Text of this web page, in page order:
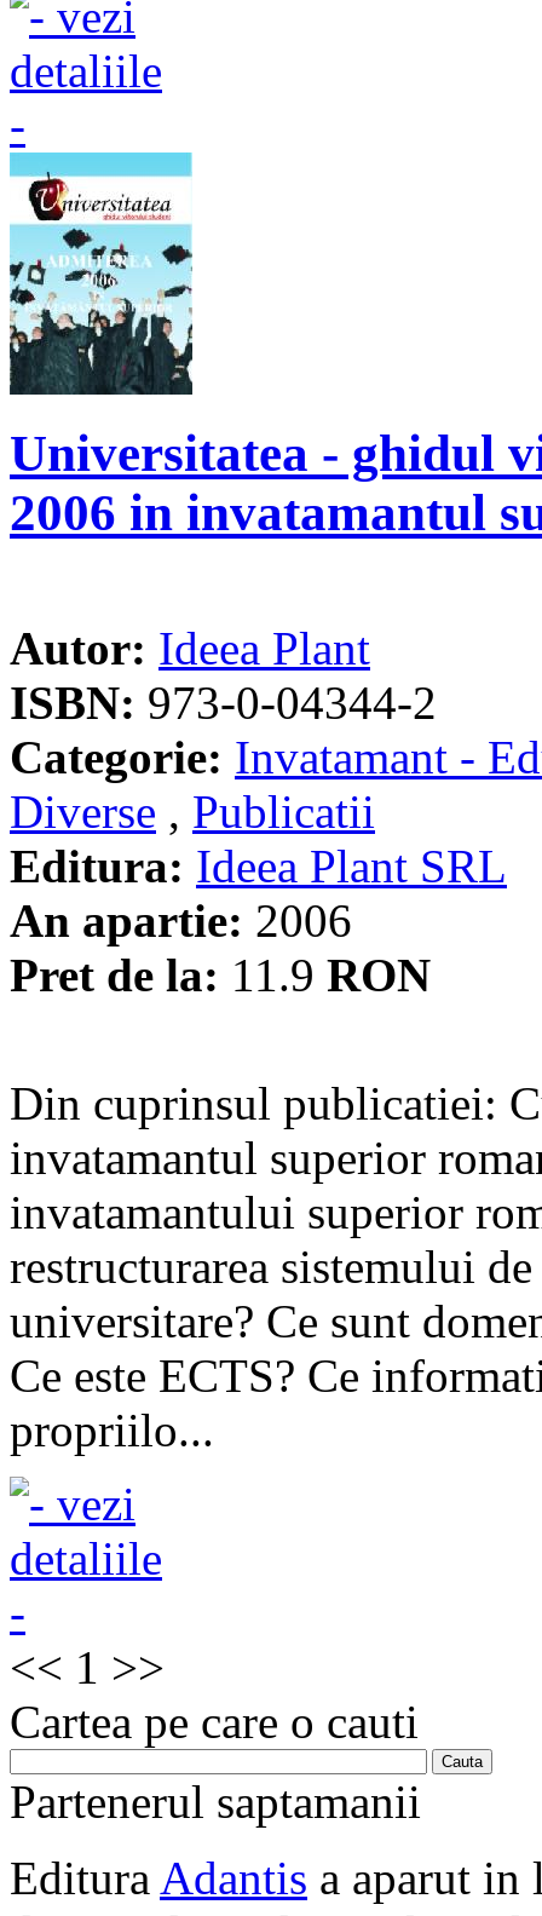
Universitatea - ghidul
2006 in invatamantul
Autor: Ideea Plant
ISBN: 973-0-04344-2
Categorie: Invatamant -
Diverse , Publicatii
Editura: Ideea Plant SRL
An apartie: 2006
Pret de la: 11.9 RON
Din cuprinsul publicatiei:
invatamantul superior
invatamantului superior
restructurarea sistemului
universitare? Ce sunt
Ce este ECTS? Ce
propriilo...
<< 1 >>
Cartea pe care o cauti
Partenerul saptamanii
Editura Adantis a aparut in